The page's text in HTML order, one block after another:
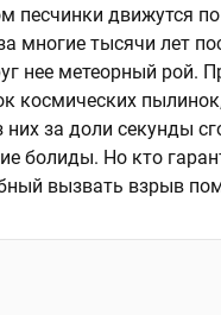
песчинки движутся
многие тысячи лет
нее метеорный рой.
космических
них за доли секунды
болиды. Но кто
вызвать взрыв